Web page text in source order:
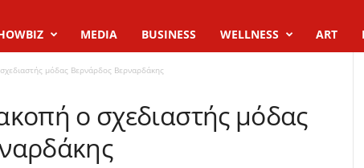
MEDIA BUSINESS WELLNESS ART
μόδας Βερνάρδος Βερναρδάκης
ο σχεδιαστής μόδας